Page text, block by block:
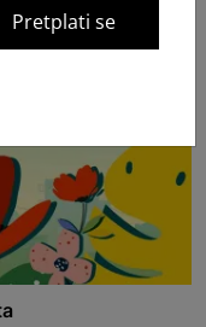
Pretplati se